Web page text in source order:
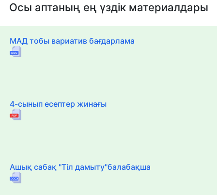
Осы аптаның ең үздік материалдары
МАД тобы вариатив бағдарлама
4-сынып есептер жинағы
Ашық сабақ "Тіл дамыту"балабақша